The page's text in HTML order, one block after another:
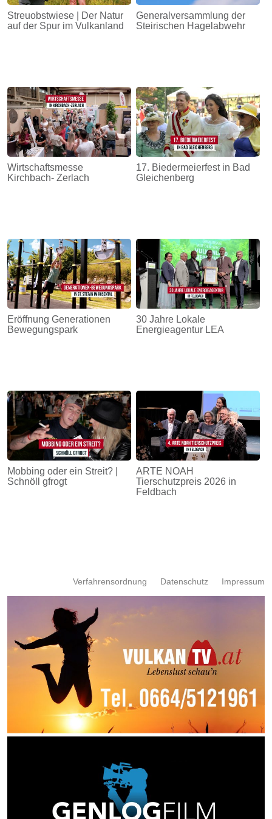
Streuobstwiese | Der Natur
auf der Spur im Vulkanland
Generalversammlung der
Steirischen Hagelabwehr
Wirtschaftsmesse
Kirchbach- Zerlach
17. Biedermeierfest in Bad
Gleichenberg
Eröffnung Generationen
Bewegungspark
30 Jahre Lokale
Energieagentur LEA
Mobbing oder ein Streit? |
Schnöll gfrogt
ARTE NOAH
Tierschutzpreis 2026 in
Feldbach
Impressum
Datenschutz
Verfahrensordnung